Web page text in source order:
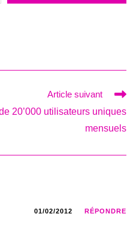
Article suivant
20’000 utilisateurs uniques
mensuels
01/02/2012 RÉPONDRE